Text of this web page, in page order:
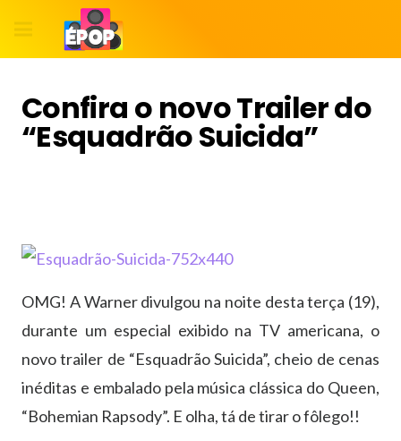
Confira o novo Trailer do
“Esquadrão Suicida”
OMG! A Warner divulgou na noite desta terça (19),
durante um especial exibido na TV americana, o
novo trailer de “Esquadrão Suicida”, cheio de cenas
inéditas e embalado pela música clássica do Queen,
“Bohemian Rapsody”. E olha, tá de tirar o fôlego!!